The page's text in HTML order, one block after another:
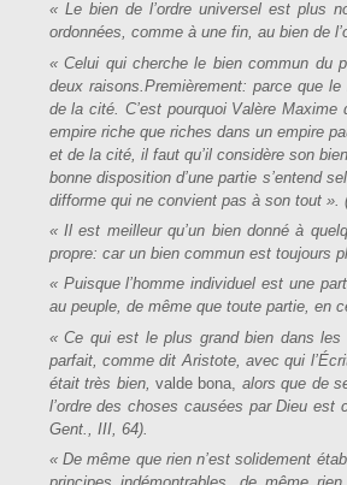
« Le bien de l’ordre universel est plus
ordonnées, comme à une fin, au bien de
« Celui qui cherche le bien commun du
deux raisons.Premièrement: parce que
de la cité. C’est pourquoi Valère
empire riche que riches dans un empire
et de la cité, il faut qu’il considère son
bonne disposition d’une partie s’entend
difforme qui ne convient pas à son tout ».
« Il est meilleur qu’un bien donné à
propre: car un bien commun est toujours
« Puisque l’homme individuel est une
au peuple, de même que toute partie, en
« Ce qui est le plus grand bien dans les
parfait, comme dit Aristote, avec qui
était très bien, valde bona, alors que de
l’ordre des choses causées par Dieu
Gent., III, 64).
« De même que rien n’est solidement